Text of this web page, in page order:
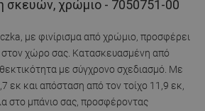
σκευών, χρώμιο - 7050751-00
με φινίρισμα από χρώμιο, προσφέρει
χώρο σας. Κατασκευασμένη από
με σύγχρονο σχεδιασμό. Με
εκ και απόσταση από τον τοίχο 11,9 εκ,
στο μπάνιο σας, προσφέροντας